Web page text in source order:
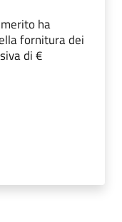
ha
fornitura dei
di €